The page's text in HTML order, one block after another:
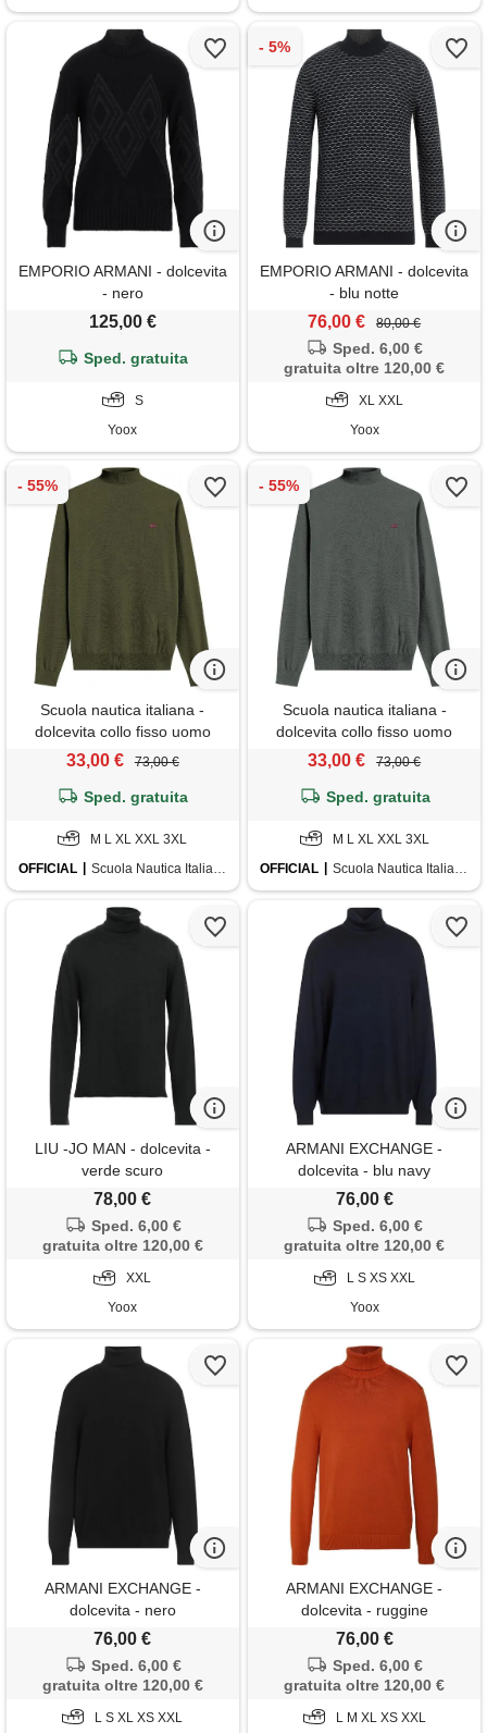
EMPORIO ARMANI - dolcevita
- nero
125,00 €
Sped. gratuita
S
Yoox
EMPORIO ARMANI - dolcevita
- blu notte
76,00 € 80,00 €
Sped. 6,00 €
gratuita oltre 120,00 €
XL XXL
Yoox
Scuola nautica italiana -
dolcevita collo fisso uomo
forest
33,00 € 73,00 €
Sped. gratuita
M L XL XXL 3XL
OFFICIAL
Scuola Nautica Italiana
Scuola nautica italiana -
dolcevita collo fisso uomo
fumo
33,00 € 73,00 €
Sped. gratuita
M L XL XXL 3XL
OFFICIAL
Scuola Nautica Italiana
LIU -JO MAN - dolcevita -
verde scuro
78,00 €
Sped. 6,00 €
gratuita oltre 120,00 €
XXL
Yoox
ARMANI EXCHANGE -
dolcevita - blu navy
76,00 €
Sped. 6,00 €
gratuita oltre 120,00 €
L S XS XXL
Yoox
ARMANI EXCHANGE -
dolcevita - nero
76,00 €
Sped. 6,00 €
gratuita oltre 120,00 €
L S XL XS XXL
ARMANI EXCHANGE -
dolcevita - ruggine
76,00 €
Sped. 6,00 €
gratuita oltre 120,00 €
L M XL XS XXL